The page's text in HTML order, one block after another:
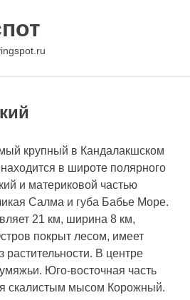
крупный в Кандалакшском
в широте полярного
и материковой частью
Салма и губа Бабье Море.
21 км, ширина 8 км,
покрыт лесом, имеет
растительности. В центре
Юго-восточная часть
скалистым мысом Корожный.